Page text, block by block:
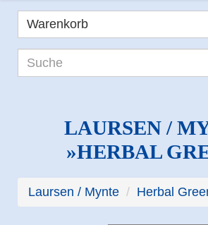
Mehl
Schrot
Flocken
Nudeln
Warenkorb
Suche
LAURSEN /
»HERBAL
Laursen / Mynte Herbal